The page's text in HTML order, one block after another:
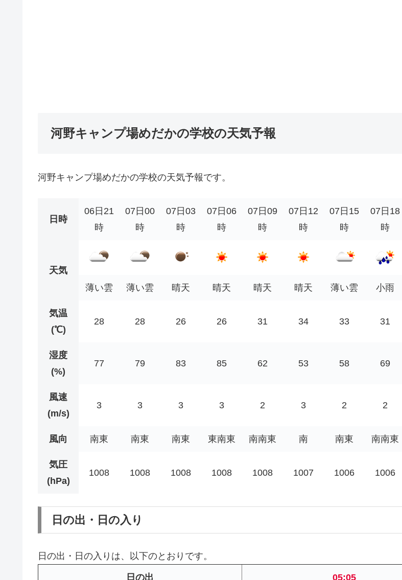
河野キャンプ場めだかの学校の天気予報
河野キャンプ場めだかの学校の天気予報です。
日時
06日21
時
07日00
時
07日03
時
07日06
時
07日09
時
07日12
時
07日15
時
07日18
時
天気
薄い雲
薄い雲 晴天 晴天 晴天 晴天 薄い雲 小雨
気温
(℃)
28 28 26 26 31 34 33 31
湿度
(%)
77 79 83 85 62 53 58 69
風速
(m/s)
3 3 3 3 2 3 2 2
風向 南東 南東 南東 東南東 南南東 南 南東 南南東
気圧
(hPa)
1008 1008 1008 1008 1008 1007 1006 1006
日の出・日の入り
日の出・日の入りは、以下のとおりです。
日の出 05:05